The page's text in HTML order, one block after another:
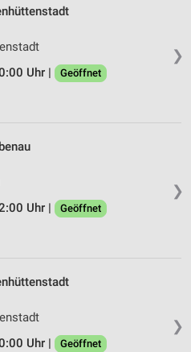
❯
Uhr |
Geöffnet
❯
Uhr |
Geöffnet
❯
Uhr |
Geöffnet